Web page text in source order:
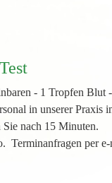
- 1 Tropfen Blut
in unserer Praxis
Sie nach 15 Minuten.
Terminanfragen per